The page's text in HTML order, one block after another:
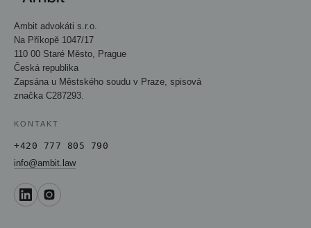
Ambit advokáti s.r.o.
Na Příkopě 1047/17
110 00 Staré Město, Prague
Česká republika
Zapsána u Městského soudu v Praze, spisová
značka C287293.
KONTAKT
+420 777 805 790
info@ambit.law